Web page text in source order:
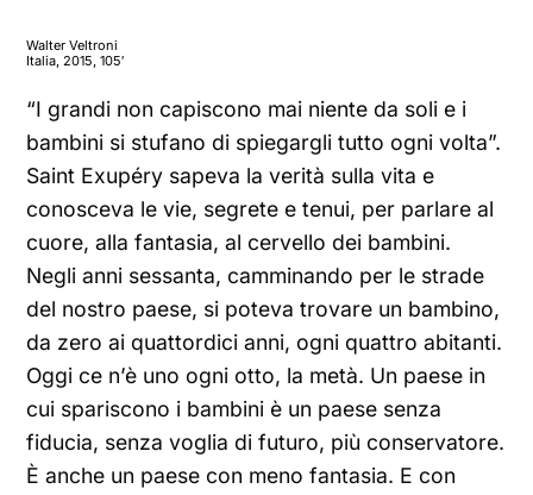
Walter Veltroni
Italia, 2015, 105′
“I grandi non capiscono mai niente da soli e i
bambini si stufano di spiegargli tutto ogni volta”.
Saint Exupéry sapeva la verità sulla vita e
conosceva le vie, segrete e tenui, per parlare al
cuore, alla fantasia, al cervello dei bambini.
Negli anni sessanta, camminando per le strade
del nostro paese, si poteva trovare un bambino,
da zero ai quattordici anni, ogni quattro abitanti.
Oggi ce n’è uno ogni otto, la metà. Un paese in
cui spariscono i bambini è un paese senza
fiducia, senza voglia di futuro, più conservatore.
È anche un paese con meno fantasia. E con